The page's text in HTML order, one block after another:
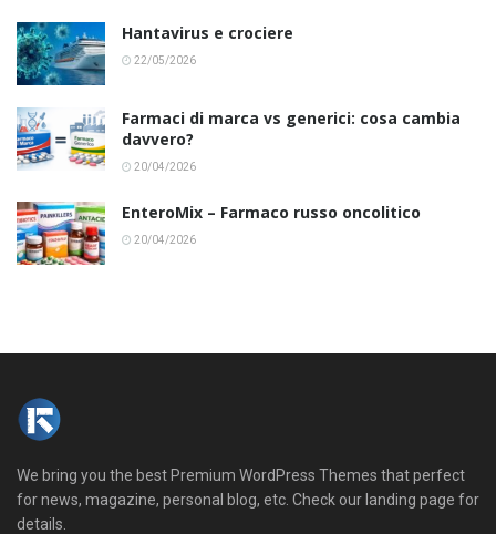
Hantavirus e crociere
22/05/2026
Farmaci di marca vs generici: cosa cambia
davvero?
20/04/2026
EnteroMix – Farmaco russo oncolitico
20/04/2026
We bring you the best Premium WordPress Themes that perfect
for news, magazine, personal blog, etc. Check our landing page for
details.